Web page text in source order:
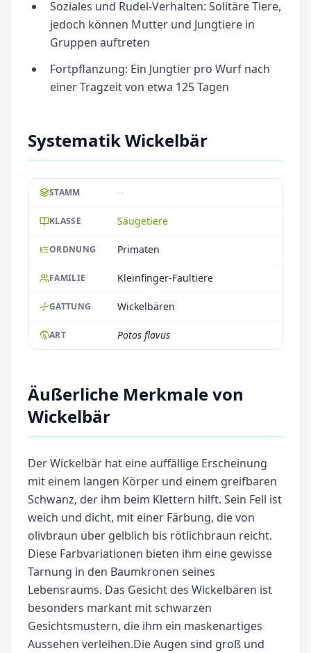
Soziales und Rudel-Verhalten: Solitäre Tiere,
jedoch können Mutter und Jungtiere in
Gruppen auftreten
Fortpflanzung: Ein Jungtier pro Wurf nach
einer Tragzeit von etwa 125 Tagen
Systematik Wickelbär
STAMM --
KLASSE Säugetiere
ORDNUNG Primaten
FAMILIE Kleinfinger-Faultiere
GATTUNG Wickelbären
ART Potos flavus
Äußerliche Merkmale von
Wickelbär
Der Wickelbär hat eine auffällige Erscheinung
mit einem langen Körper und einem greifbaren
Schwanz, der ihm beim Klettern hilft. Sein Fell ist
weich und dicht, mit einer Färbung, die von
olivbraun über gelblich bis rötlichbraun reicht.
Diese Farbvariationen bieten ihm eine gewisse
Tarnung in den Baumkronen seines
Lebensraums. Das Gesicht des Wickelbären ist
besonders markant mit schwarzen
Gesichtsmustern, die ihm ein maskenartiges
Aussehen verleihen.Die Augen sind groß und